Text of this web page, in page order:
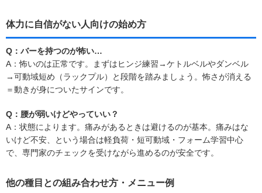
体力に自信がない人向けの始め方
Q：バーを持つのが怖い…
A：怖いのは正常です。まずはヒンジ練習→ケトルベルやダンベル
→可動域短め（ラックプル）と段階を踏みましょう。怖さが消える
＝動きが身についたサインです。
Q：腰が弱いけどやっていい？
A：状態によります。痛みがあるときは避けるのが基本。痛みはな
いけど不安、という場合は軽負荷・短可動域・フォーム学習中心
で、専門家のチェックを受けながら進めるのが安全です。
他の種目との組み合わせ方・メニュー例